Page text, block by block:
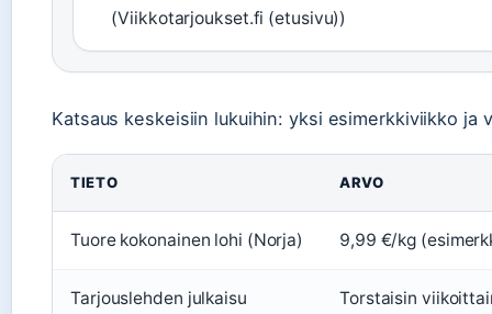
(Viikkotarjoukset.fi (etusivu))
Katsaus keskeisiin lukuihin: yksi esimerkkiviikko ja
TIETO ARVO
Tuore kokonainen lohi (Norja) 9,99 €/kg
Tarjouslehden julkaisu Torstaisin